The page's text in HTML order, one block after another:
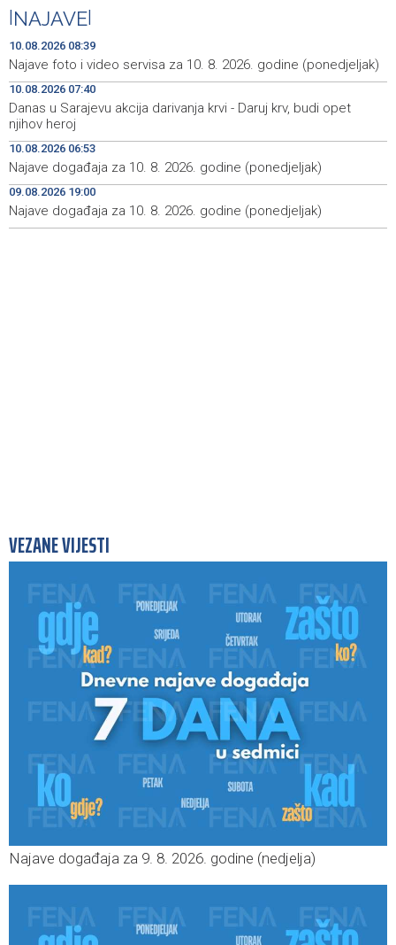
09:30
Nakon deset godina u Njemačkoj vratio se u Livno:
"Puno je lakše kada imaš obitelj uz sebe"
09:27
Srbija: Požar u rezervatu prirode Deliblatska pješčara
stavljen pod kontrolu
09:27
Požar u Konjicu lokaliziran, požar kod Neuma i dalje
aktivan
09:26
Blood donation drive taking place today at Transfusion
Medicine Institute in Sarajevo
08:53
Sarajevo ponovo domaćin Jadranske Teqball lige - U
NAJAVE
10.08.2026 08:39
Najave foto i video servisa za 10. 8. 2026. godine (ponedjeljak)
10.08.2026 07:40
Danas u Sarajevu akcija darivanja krvi - Daruj krv, budi opet
njihov heroj
10.08.2026 06:53
Najave događaja za 10. 8. 2026. godine (ponedjeljak)
09.08.2026 19:00
Najave događaja za 10. 8. 2026. godine (ponedjeljak)
VEZANE VIJESTI
Najave događaja za 9. 8. 2026. godine (nedjelja)